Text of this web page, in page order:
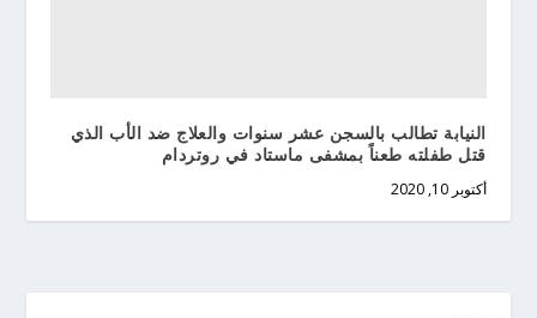
النيابة تطالب بالسجن عشر سنوات والعلاج ضد الأب الذي
قتل طفلته طعناً بمشفى ماستاد في روتردام
أكتوبر 10, 2020